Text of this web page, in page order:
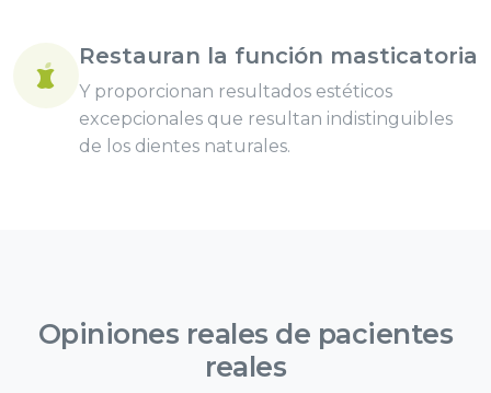
Restauran la función masticatoria
Y proporcionan resultados estéticos
excepcionales que resultan indistinguibles
de los dientes naturales.
Opiniones reales de pacientes
reales